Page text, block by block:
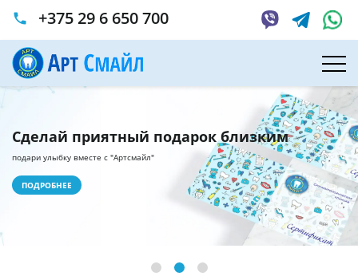
phone +375 29 6 650 700
Сделай приятный подарок близким
подари улыбку вместе с "Артсмайл"
ПОДРОБНЕЕ